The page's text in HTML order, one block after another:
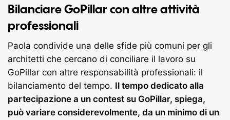
Bilanciare GoPillar con altre attività
professionali
Paola condivide una delle sfide più comuni per gli
architetti che cercano di conciliare il lavoro su
GoPillar con altre responsabilità professionali: il
bilanciamento del tempo. Il tempo dedicato alla
partecipazione a un contest su GoPillar, spiega,
può variare considerevolmente, da un minimo di un